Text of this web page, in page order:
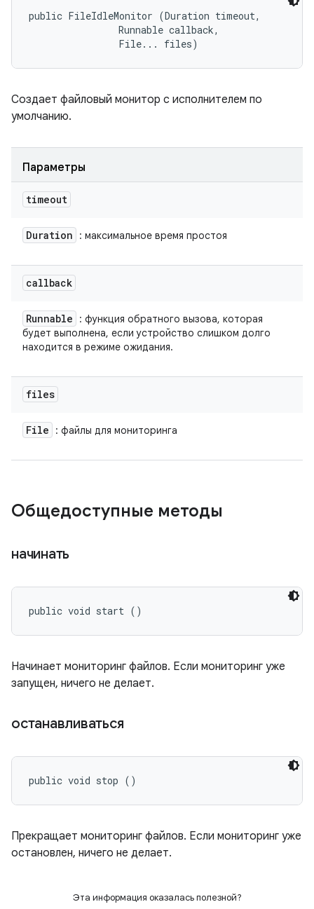
public FileIdleMonitor (Duration timeout,
                Runnable callback,
                File... files)
Создает файловый монитор с исполнителем по
умолчанию.
Параметры
timeout
Duration : максимальное время простоя
callback
Runnable
: функция обратного вызова, которая
будет выполнена, если устройство слишком долго
находится в режиме ожидания.
files
File : файлы для мониторинга
Общедоступные методы
начинать
public void start ()
Начинает мониторинг файлов. Если мониторинг уже
запущен, ничего не делает.
останавливаться
public void stop ()
Прекращает мониторинг файлов. Если мониторинг уже
остановлен, ничего не делает.
Эта информация оказалась полезной?